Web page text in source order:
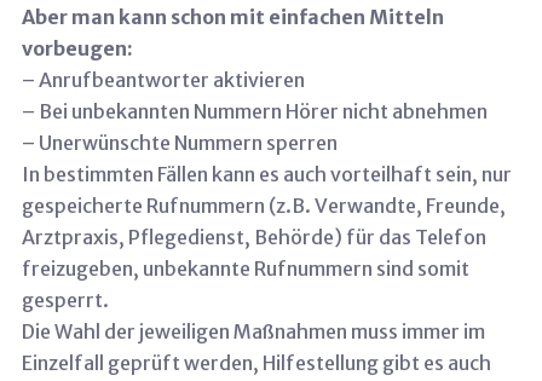
Aber man kann schon mit einfachen Mitteln
vorbeugen:
– Anrufbeantworter aktivieren
– Bei unbekannten Nummern Hörer nicht abnehmen
– Unerwünschte Nummern sperren
In bestimmten Fällen kann es auch vorteilhaft sein, nur
gespeicherte Rufnummern (z.B. Verwandte, Freunde,
Arztpraxis, Pflegedienst, Behörde) für das Telefon
freizugeben, unbekannte Rufnummern sind somit
gesperrt.
Die Wahl der jeweiligen Maßnahmen muss immer im
Einzelfall geprüft werden, Hilfestellung gibt es auch